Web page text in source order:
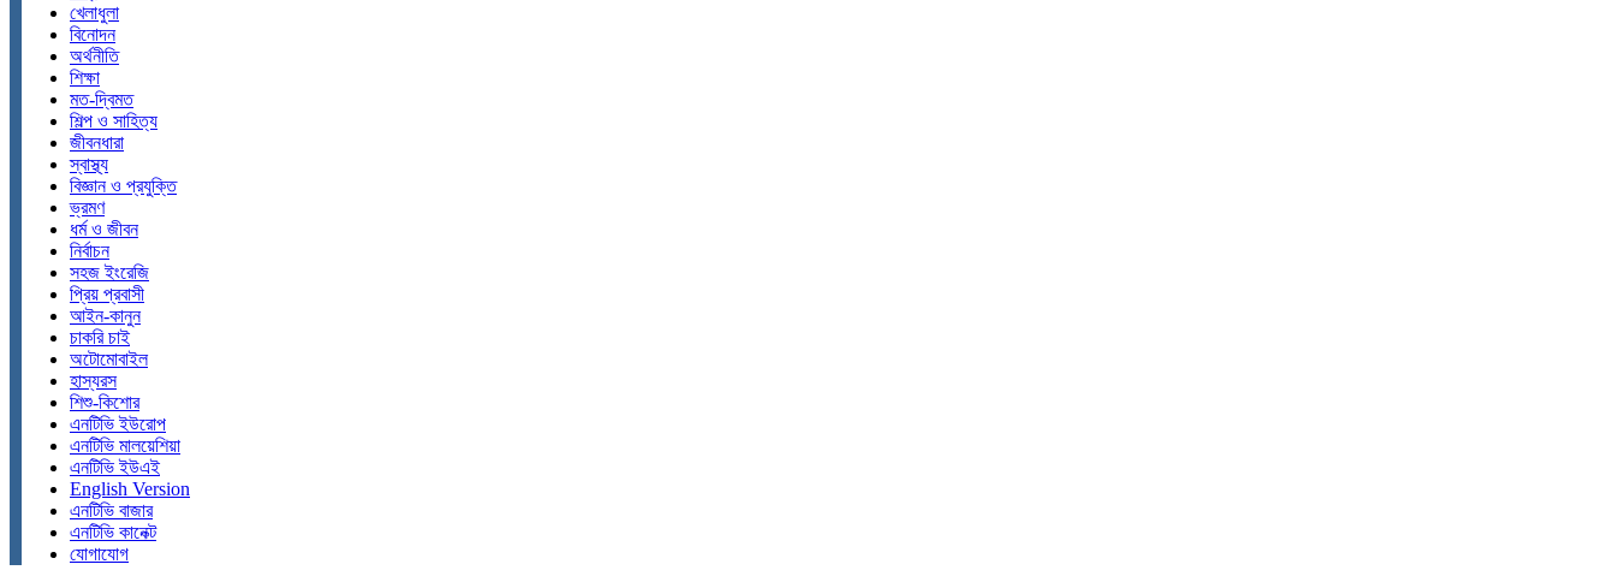
খেলাধুলা
বিনোদন
অর্থনীতি
শিক্ষা
মত-দ্বিমত
শিল্প ও সাহিত্য
জীবনধারা
স্বাস্থ্য
বিজ্ঞান ও প্রযুক্তি
ভ্রমণ
ধর্ম ও জীবন
নির্বাচন
সহজ ইংরেজি
প্রিয় প্রবাসী
আইন-কানুন
চাকরি চাই
অটোমোবাইল
হাস্যরস
শিশু-কিশোর
এনটিভি ইউরোপ
এনটিভি মালয়েশিয়া
এনটিভি ইউএই
English Version
এনটিভি বাজার
এনটিভি কানেক্ট
যোগাযোগ